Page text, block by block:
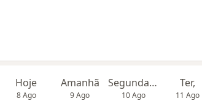
Hoje
8 Ago
Amanhã
9 Ago
Segunda-feira
10 Ago
Ter,
11 Ago